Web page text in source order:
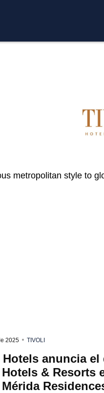
metropolitan style to
2025 TIVOLI
anuncia el
& Resorts